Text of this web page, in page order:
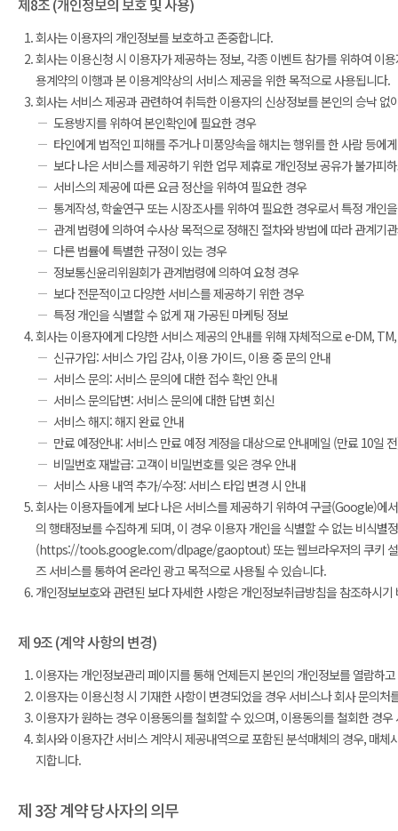
제8조 (개인정보의 보호 및 사용)
회사는 이용자의 개인정보를 보호하고 존중합니다.
회사는 이용신청 시 이용자가 제공하는 정보, 각종 이벤트 참가를 위하여 이
용계약의 이행과 본 이용계약상의 서비스 제공을 위한 목적으로 사용됩니다.
회사는 서비스 제공과 관련하여 취득한 이용자의 신상정보를 본인의 승낙
도용방지를 위하여 본인확인에 필요한 경우
타인에게 법적인 피해를 주거나 미풍양속을 해치는 행위를 한 사람 등에
보다 나은 서비스를 제공하기 위한 업무 제휴로 개인정보 공유가 불가피
서비스의 제공에 따른 요금 정산을 위하여 필요한 경우
통계작성, 학술연구 또는 시장조사를 위하여 필요한 경우로서 특정 개인
관계 법령에 의하여 수사상 목적으로 정해진 절차와 방법에 따라 관계기
다른 법률에 특별한 규정이 있는 경우
정보통신윤리위원회가 관계법령에 의하여 요청 경우
보다 전문적이고 다양한 서비스를 제공하기 위한 경우
특정 개인을 식별할 수 없게 재 가공된 마케팅 정보
회사는 이용자에게 다양한 서비스 제공의 안내를 위해 자체적으로 e-DM,
신규가입: 서비스 가입 감사, 이용 가이드, 이용 중 문의 안내
서비스 문의: 서비스 문의에 대한 접수 확인 안내
서비스 문의답변: 서비스 문의에 대한 답변 회신
서비스 해지: 해지 완료 안내
만료 예정안내: 서비스 만료 예정 계정을 대상으로 안내메일 (만료 10일
비밀번호 재발급: 고객이 비밀번호를 잊은 경우 안내
서비스 사용 내역 추가/수정: 서비스 타입 변경 시 안내
회사는 이용자들에게 보다 나은 서비스를 제공하기 위하여 구글(Google)에
의 행태정보를 수집하게 되며, 이 경우 이용자 개인을 식별할 수 없는 비식
(https://tools.google.com/dlpage/gaoptout) 또는 웹브라우저의 쿠키 설정
즈 서비스를 통하여 온라인 광고 목적으로 사용될 수 있습니다.
개인정보보호와 관련된 보다 자세한 사항은 개인정보취급방침을 참조하시기
제 9조 (계약 사항의 변경)
이용자는 개인정보관리 페이지를 통해 언제든지 본인의 개인정보를 열람하
이용자는 이용신청 시 기재한 사항이 변경되었을 경우 서비스나 회사 문의
이용자가 원하는 경우 이용동의를 철회할 수 있으며, 이용동의를 철회한 경
회사와 이용자간 서비스 계약시 제공내역으로 포함된 분석매체의 경우, 매
지합니다.
제 3장 계약 당사자의 의무